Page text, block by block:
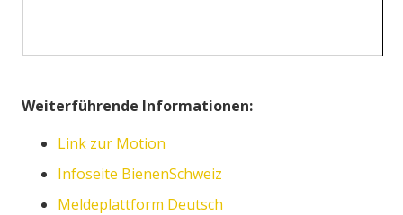
Weiterführende Informationen:
Link zur Motion
Infoseite BienenSchweiz
Meldeplattform Deutsch